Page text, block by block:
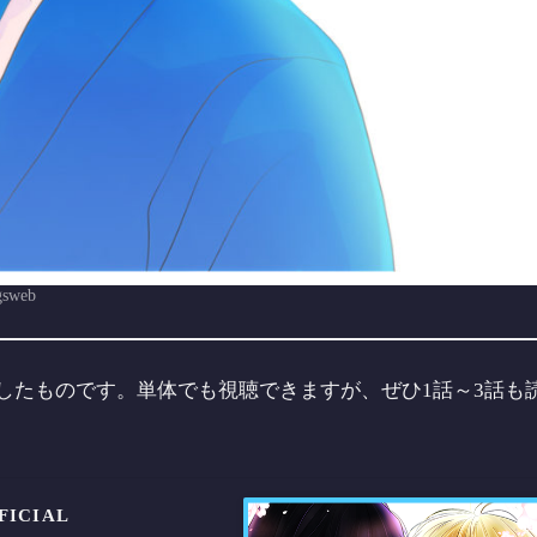
たものです。単体でも視聴できますが、ぜひ1話～3話も